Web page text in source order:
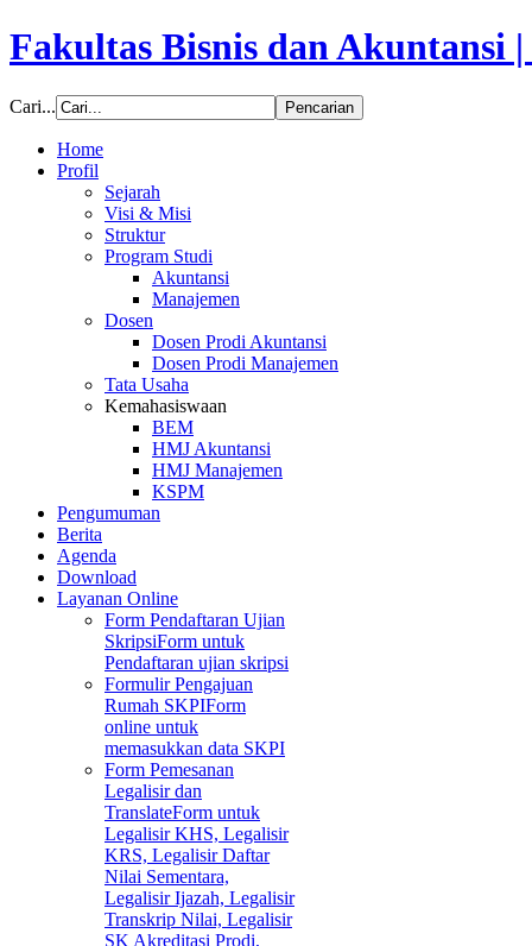
Fakultas Bisnis dan Akuntansi
Cari...
Home
Profil
Sejarah
Visi & Misi
Struktur
Program Studi
Akuntansi
Manajemen
Dosen
Dosen Prodi Akuntansi
Dosen Prodi Manajemen
Tata Usaha
Kemahasiswaan
BEM
HMJ Akuntansi
HMJ Manajemen
KSPM
Pengumuman
Berita
Agenda
Download
Layanan Online
Form Pendaftaran Ujian
SkripsiForm untuk
Pendaftaran ujian skripsi
Formulir Pengajuan
Rumah SKPIForm
online untuk
memasukkan data SKPI
Form Pemesanan
Legalisir dan
TranslateForm untuk
Legalisir KHS, Legalisir
KRS, Legalisir Daftar
Nilai Sementara,
Legalisir Ijazah, Legalisir
Transkrip Nilai, Legalisir
SK Akreditasi Prodi,